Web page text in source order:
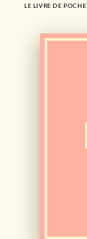
LE LIVRE DE POCHE